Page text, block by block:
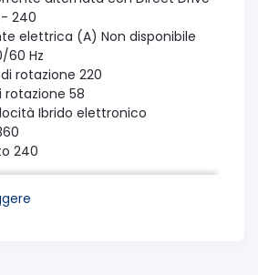
240
elettrica (A) Non disponibile
60 Hz
rotazione 220
58
Ibrido elettronico
240
370
406